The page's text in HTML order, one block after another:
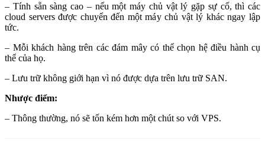
– Tính sẵn sàng cao – nếu một máy chủ vật lý gặp sự cố, thì các
cloud servers được chuyển đến một máy chủ vật lý khác ngay lập
tức.
– Mỗi khách hàng trên các đám mây có thể chọn hệ điều hành cụ
thể của họ.
– Lưu trữ không giới hạn vì nó được dựa trên lưu trữ SAN.
Nhược điểm:
– Thông thường, nó sẽ tốn kém hơn một chút so với VPS.